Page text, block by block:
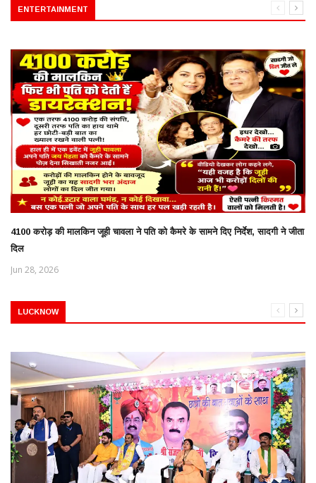
ENTERTAINMENT
4100 करोड़ की मालकिन जूही चावला ने पति को कैमरे के सामने दिए निर्देश, सादगी ने जीता
दिल
Jun 28, 2026
LUCKNOW